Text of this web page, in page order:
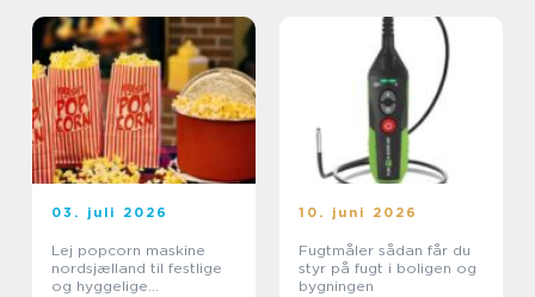
03. juli 2026
Lej popcorn maskine
nordsjælland til festlige
og hyggelige
10. juni 2026
Fugtmåler sådan får du
styr på fugt i boligen og
bygningen